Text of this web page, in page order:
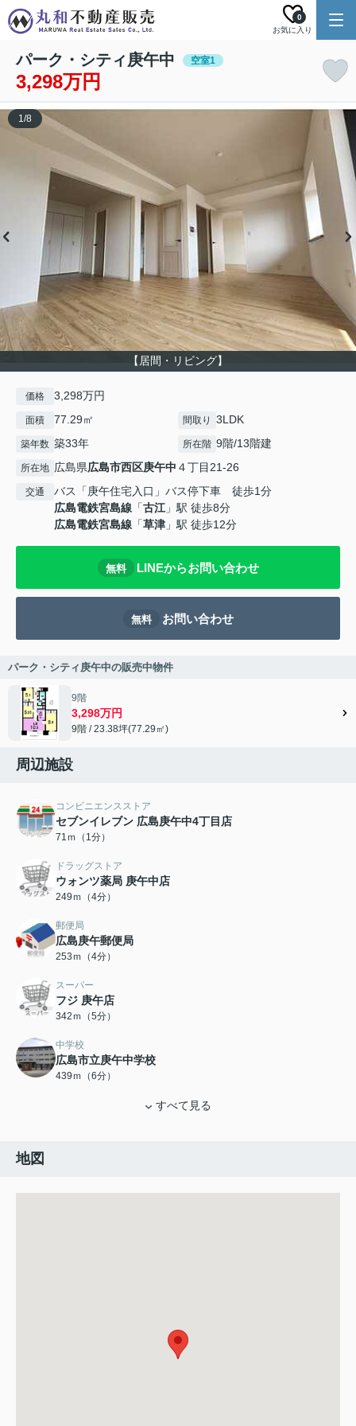
お気に入り
0
パーク・シティ庚午中 空室1
3,298万円
【居間・リビング】
1/8
価格 3,298万円
面積 77.29㎡ 間取り 3LDK
築年数 築33年 所在階 9階/13階建
所在地 広島県広島市西区庚午中 ４丁目21-26
交通
バス「庚午住宅入口」バス停下車 徒歩1分
広島電鉄宮島線 「古江」駅 徒歩8分
広島電鉄宮島線 「草津 」駅 徒歩12分
無料 LINEからお問い合わせ
無料 お問い合わせ
パーク・シティ庚午中の販売中物件
9階
3,298万円
9階 / 23.38坪(77.29㎡)
周辺施設
コンビニエンスストア
セブンイレブン 広島庚午中4丁目店
71ｍ（1分）
ドラッグストア
ウォンツ薬局 庚午中店
249ｍ（4分）
郵便局
広島庚午郵便局
253ｍ（4分）
スーパー
フジ 庚午店
342ｍ（5分）
中学校
広島市立庚午中学校
439ｍ（6分）
すべて見る
地図